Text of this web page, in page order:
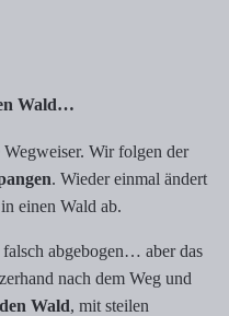
Wald…
Wir folgen der
. Wieder einmal ändert
einen Wald ab.
abgebogen… aber das
nach dem Weg und
Wald, mit steilen